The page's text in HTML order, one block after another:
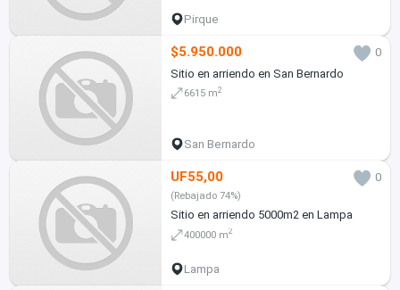
Pirque
$5.950.000
0
Sitio en arriendo en San Bernardo
6615 m2
San Bernardo
UF55,00 0
(Rebajado 74%)
Sitio en arriendo 5000m2 en Lampa
400000 m2
Lampa